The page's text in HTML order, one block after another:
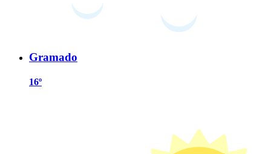
Gramado
16º